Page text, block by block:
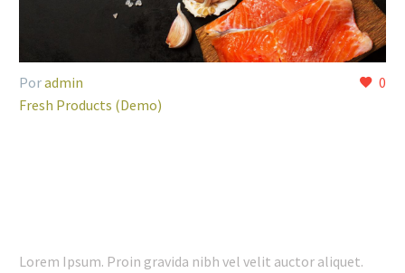
0
Poradmin
Fresh Products (Demo)
Lorem Ipsum. Proin gravida nibh vel velit auctor aliquet.